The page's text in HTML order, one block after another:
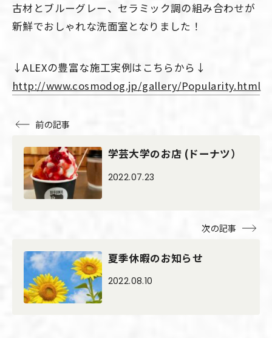
古材とブルーグレー、セラミック調の組み合わせが
新鮮でおしゃれな洗面室となりました！
↓ALEXの豊富な施工実例はこちらから↓
http://www.cosmodog.jp/gallery/Popularity.html
前の記事
学芸大学のお店 (ドーナツ）
2022.07.23
次の記事
夏季休暇のお知らせ
2022.08.10